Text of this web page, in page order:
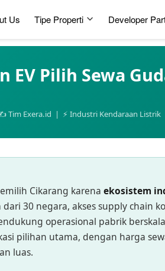
Us Tipe Properti Developer
EV Pilih Sewa
Exera.id | ⚡ Industri Kendaraan Listrik
Cikarang karena ekosistem
30 negara, akses supply chain
operasional pabrik berskala
pilihan utama, dengan harga
luas.